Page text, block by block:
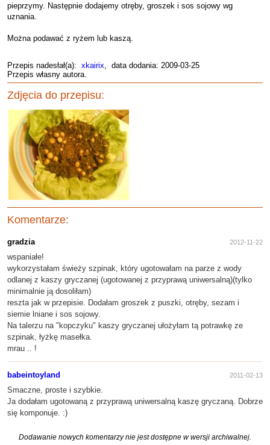
pieprzymy. Następnie dodajemy otręby, groszek i sos sojowy wg
uznania.
Można podawać z ryżem lub kaszą.
Przepis nadesłał(a): xkairix, data dodania: 2009-03-25
Przepis własny autora.
Zdjęcia do przepisu:
Komentarze:
gradzia 2012-11-22
wspaniałe!
wykorzystałam świeży szpinak, który ugotowałam na parze z wody
odlanej z kaszy gryczanej (ugotowanej z przyprawą uniwersalną)(tylko
minimalnie ją dosoliłam)
reszta jak w przepisie. Dodałam groszek z puszki, otręby, sezam i
siemie lniane i sos sojowy.
Na talerzu na "kopczyku" kaszy gryczanej ułożyłam tą potrawkę ze
szpinak, łyżkę masełka.
mrau .. !
babeintoyland 2011-02-13
Smaczne, proste i szybkie.
Ja dodałam ugotowaną z przyprawą uniwersalną kaszę gryczaną. Dobrze
się komponuje. :)
Dodawanie nowych komentarzy nie jest dostępne w wersji archiwalnej.